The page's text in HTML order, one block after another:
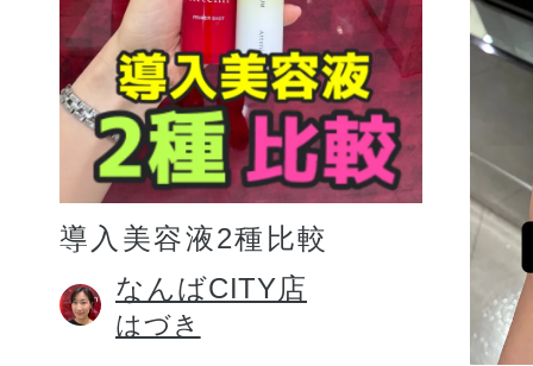
プリマモイスト
スキンクリア
クレンズオイル
導入美容液2種比較
なんばCITY店
はづき